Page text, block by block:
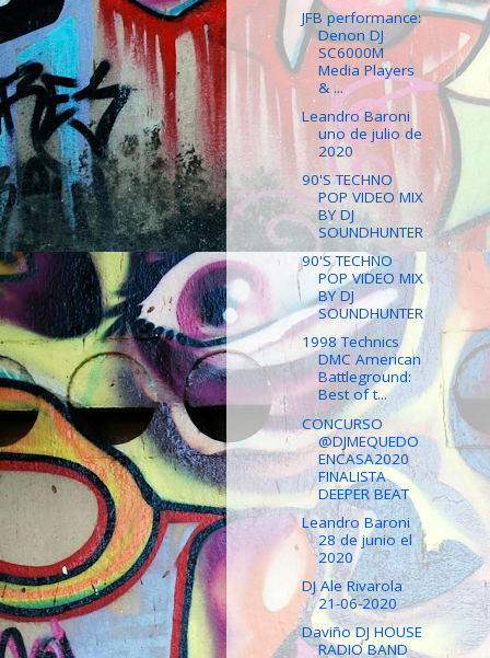
JFB performance:
Denon DJ
SC6000M
Media Players
& ...
Leandro Baroni
uno de julio de
2020
90'S TECHNO
POP VIDEO MIX
BY DJ
SOUNDHUNTER
90'S TECHNO
POP VIDEO MIX
BY DJ
SOUNDHUNTER
1998 Technics
DMC American
Battleground:
Best of t...
CONCURSO
@DJMEQUEDO
ENCASA2020
FINALISTA
DEEPER BEAT
Leandro Baroni
28 de junio el
2020
DJ Ale Rivarola
21-06-2020
Daviño DJ HOUSE
RADIO BAND